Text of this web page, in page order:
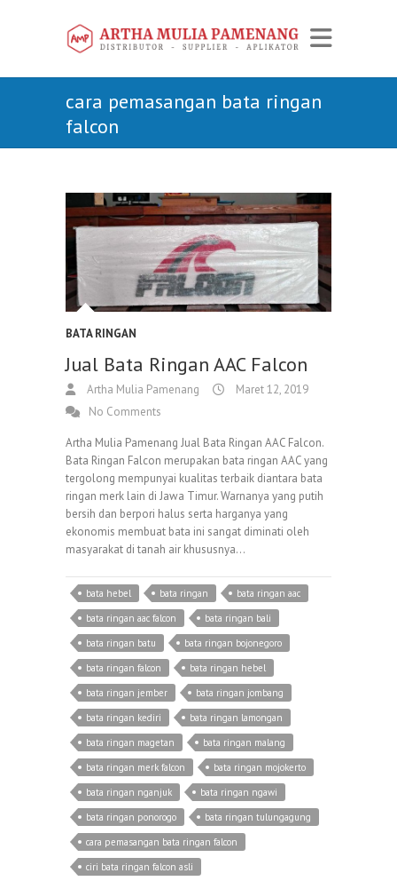
cara pemasangan bata ringan
falcon
BATA RINGAN
Jual Bata Ringan AAC Falcon
Artha Mulia Pamenang
Maret 12, 2019
No Comments
Artha Mulia Pamenang Jual Bata Ringan AAC Falcon.
Bata Ringan Falcon merupakan bata ringan AAC yang
tergolong mempunyai kualitas terbaik diantara bata
ringan merk lain di Jawa Timur. Warnanya yang putih
bersih dan berpori halus serta harganya yang
ekonomis membuat bata ini sangat diminati oleh
masyarakat di tanah air khususnya…
bata hebel bata ringan
bata ringan aac
bata ringan aac falcon
bata ringan bali
bata ringan batu
bata ringan bojonegoro
bata ringan falcon
bata ringan hebel
bata ringan jember
bata ringan jombang
bata ringan kediri
bata ringan lamongan
bata ringan magetan
bata ringan malang
bata ringan merk falcon
bata ringan mojokerto
bata ringan nganjuk
bata ringan ngawi
bata ringan ponorogo
bata ringan tulungagung
cara pemasangan bata ringan falcon
ciri bata ringan falcon asli